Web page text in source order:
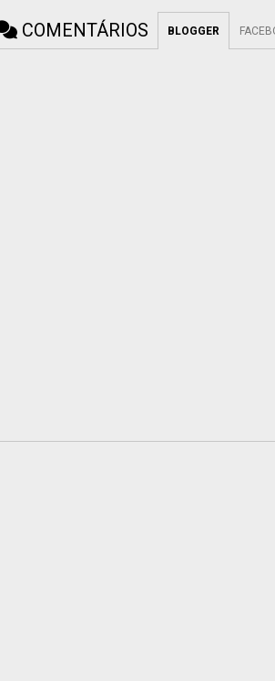
COMENTÁRIOS BLOGGER